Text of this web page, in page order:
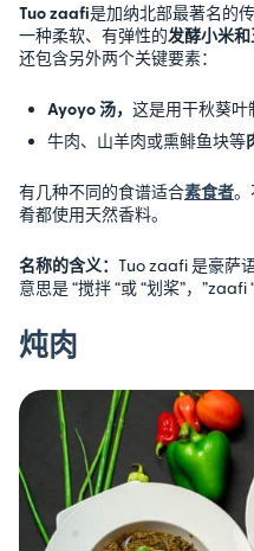
Tuo zaafi是加纳北部最著名的
一种柔软、有弹性的发酵小米
还包含另外两个关键要素：
Ayoyo 汤， 这是用干秋葵叶
牛肉、山羊肉或熏鲱鱼块等
有几种不同的食谱适合素食者。
肴都使用天然香料。
名称的含义： Tuo zaafi 是豪萨
意思是 “搅拌 “或 “划桨”，”zaafi
炖肉